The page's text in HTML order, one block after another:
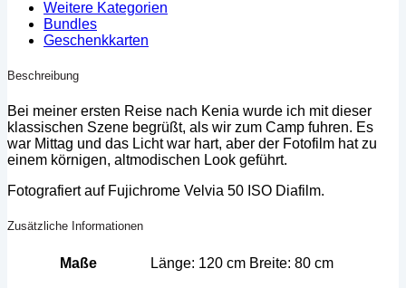
Weitere Kategorien
Bundles
Geschenkkarten
Beschreibung
Bei meiner ersten Reise nach Kenia wurde ich mit dieser
klassischen Szene begrüßt, als wir zum Camp fuhren. Es
war Mittag und das Licht war hart, aber der Fotofilm hat zu
einem körnigen, altmodischen Look geführt.
Fotografiert auf Fujichrome Velvia 50 ISO Diafilm.
Zusätzliche Informationen
Maße Länge: 120 cm Breite: 80 cm